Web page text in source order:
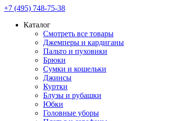
+7 (495) 748-75-38
Каталог
Смотреть все товары
Джемперы и кардиганы
Пальто и пуховики
Брюки
Сумки и кошельки
Джинсы
Куртки
Блузы и рубашки
Юбки
Головные уборы